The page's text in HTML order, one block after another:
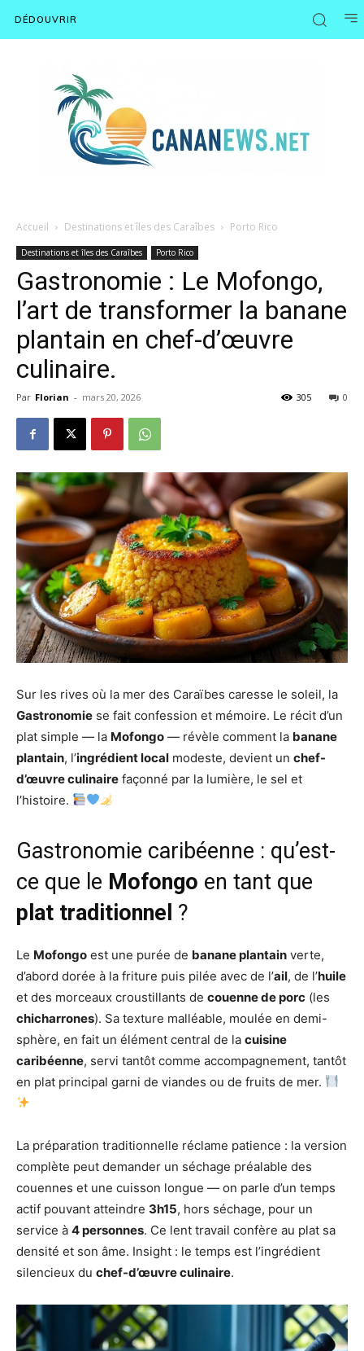
DÉDOUVRIR
Accueil Destinations et îles des Caraîbes Porto Rico
Destinations et îles des Caraîbes Porto Rico
Gastronomie : Le Mofongo,
l’art de transformer la banane
plantain en chef-d’œuvre
culinaire.
Par Florian - mars 20, 2026 0
305
Sur les rives où la mer des Caraïbes caresse le soleil, la
Gastronomie se fait confession et mémoire. Le récit d’un
plat simple — la Mofongo — révèle comment la banane
plantain, l’ingrédient local modeste, devient un chef-
d’œuvre culinaire façonné par la lumière, le sel et
l’histoire.
Gastronomie caribéenne : qu’est-
ce que le Mofongo en tant que
plat traditionnel ?
Le Mofongo est une purée de banane plantain verte,
d’abord dorée à la friture puis pilée avec de l’ail, de l’huile
et des morceaux croustillants de couenne de porc (les
chicharrones). Sa texture malléable, moulée en demi-
sphère, en fait un élément central de la cuisine
caribéenne, servi tantôt comme accompagnement, tantôt
en plat principal garni de viandes ou de fruits de mer.
La préparation traditionnelle réclame patience : la version
complète peut demander un séchage préalable des
couennes et une cuisson longue — on parle d’un temps
actif pouvant atteindre 3h15, hors séchage, pour un
service à 4 personnes. Ce lent travail confère au plat sa
densité et son âme. Insight : le temps est l’ingrédient
silencieux du chef-d’œuvre culinaire.